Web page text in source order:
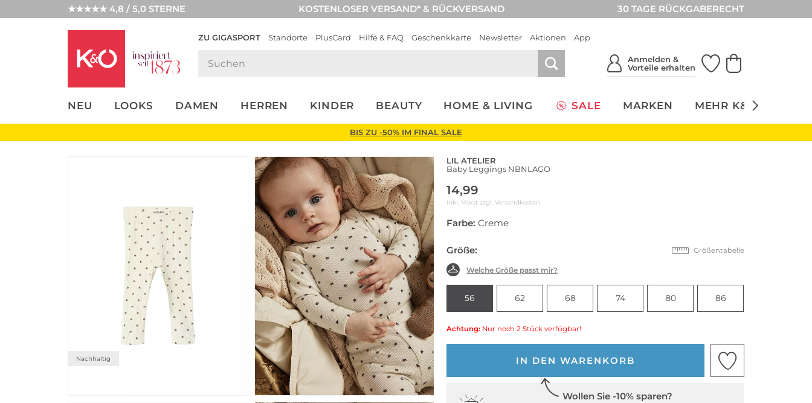
★★★★★ 4,8 / 5,0 STERNE KOSTENLOSER VERSAND* & RÜCKVERSAND 30 TAGE RÜCKGABERECHT
ZU GIGASPORT Standorte PlusCard Hilfe & FAQ Geschenkkarte Newsletter Aktionen App
Anmelden &
Vorteile erhalten
NEU LOOKS DAMEN HERREN KINDER BEAUTY HOME & LIVING SALE MARKEN MEHR K&Ö
UNSERE APP
CLICK &
BIS ZU -50% IM FINAL SALE
Nachhaltig
LIL ATELIER
Baby Leggings NBNLAGO
14,99
inkl. Mwst zzgl. Versandkosten
Farbe: Creme
Größe: Größentabelle
Welche Größe passt mir?
56 62 68 74 80 86
Achtung: Nur noch 2 Stück verfügbar!
IN DEN WARENKORB
Wollen Sie -10% sparen?